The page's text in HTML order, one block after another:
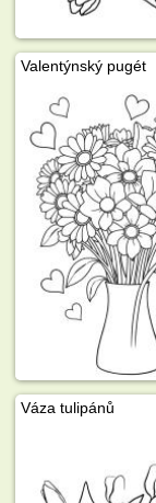
Valentýnský pugét
Váza tulipánů